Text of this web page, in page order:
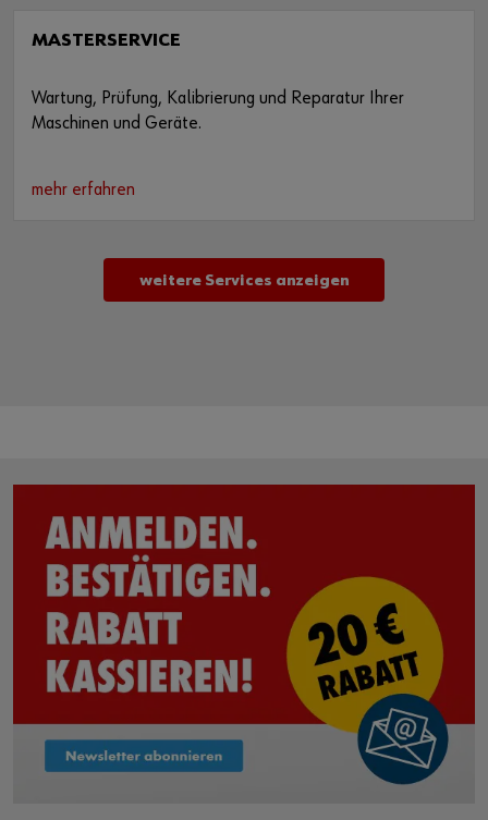
MASTERSERVICE
Wartung, Prüfung, Kalibrierung und Reparatur Ihrer
Maschinen und Geräte.
mehr erfahren
weitere Services anzeigen